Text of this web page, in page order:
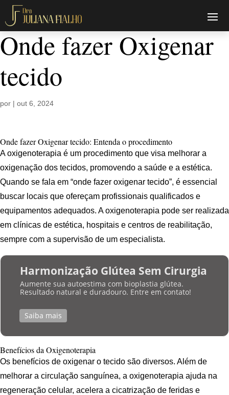
Onde fazer Oxigenar
tecido
por | out 6, 2024
Onde fazer Oxigenar tecido: Entenda o procedimento
A oxigenoterapia é um procedimento que visa melhorar a
oxigenação dos tecidos, promovendo a saúde e a estética.
Quando se fala em “onde fazer oxigenar tecido”, é essencial
buscar locais que ofereçam profissionais qualificados e
equipamentos adequados. A oxigenoterapia pode ser realizada
em clínicas de estética, hospitais e centros de reabilitação,
sempre com a supervisão de um especialista.
Harmonização Glútea Sem Cirurgia
Aumente sua autoestima com bioplastia glútea.
Resultado natural e duradouro. Entre em contato!
Saiba mais
Benefícios da Oxigenoterapia
Os benefícios de oxigenar o tecido são diversos. Além de
melhorar a circulação sanguínea, a oxigenoterapia ajuda na
regeneração celular, acelera a cicatrização de feridas e